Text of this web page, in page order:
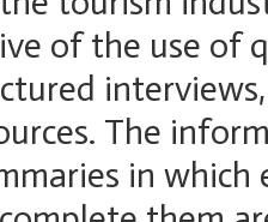
of the use of
The
in